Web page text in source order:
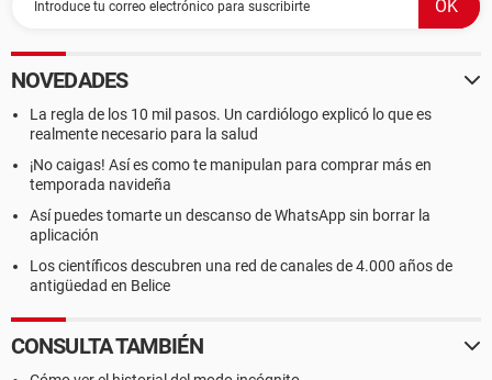
NOVEDADES
La regla de los 10 mil pasos. Un cardiólogo explicó lo que es
realmente necesario para la salud
¡No caigas! Así es como te manipulan para comprar más en
temporada navideña
Así puedes tomarte un descanso de WhatsApp sin borrar la
aplicación
Los científicos descubren una red de canales de 4.000 años de
antigüedad en Belice
CONSULTA TAMBIÉN